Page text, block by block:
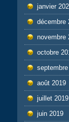
janvier
décembre
novembre
octobre
août 2019
juillet 2019
juin 2019